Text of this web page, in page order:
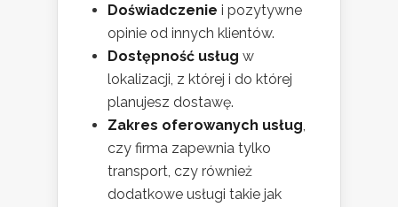
Doświadczenie i pozytywne
opinie od innych klientów.
Dostępność usług w
lokalizacji, z której i do której
planujesz dostawę.
Zakres oferowanych usług
czy firma zapewnia tylko
transport, czy również
dodatkowe usługi takie jak